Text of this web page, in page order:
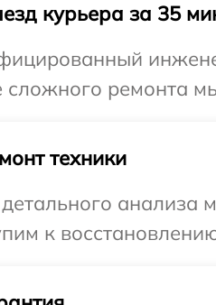
курьера за 35
сложного ремонта
техники
анализа
к